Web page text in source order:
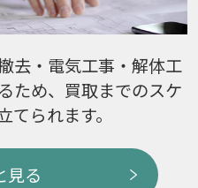
去・電気工事・解体工
ため、買取までのスケ
られます。
見る